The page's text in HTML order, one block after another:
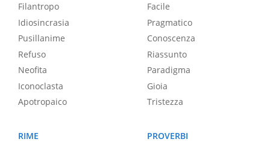
Filantropo
Idiosincrasia
Pusillanime
Refuso
Neofita
Iconoclasta
Apotropaico
Facile
Pragmatico
Conoscenza
Riassunto
Paradigma
Gioia
Tristezza
RIME
PROVERBI